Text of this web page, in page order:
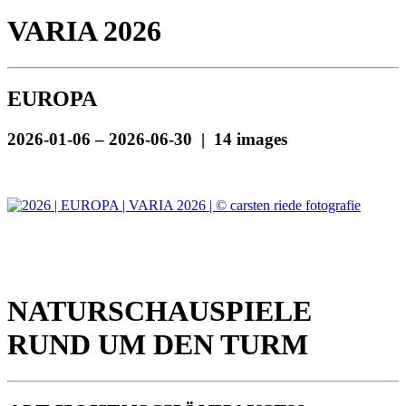
VARIA 2026
EUROPA
2026-01-06 – 2026-06-30 | 14 images
NATURSCHAUSPIELE
RUND UM DEN TURM